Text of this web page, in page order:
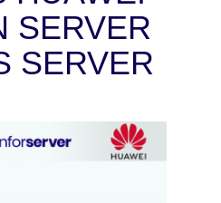
SERVER
SERVER